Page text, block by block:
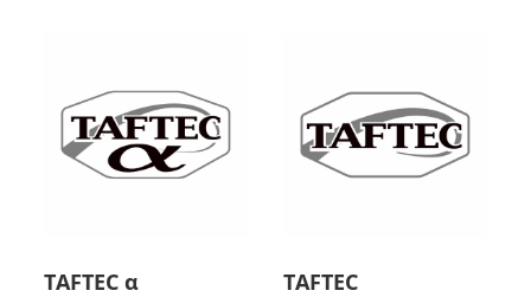
TAFTEC α TAFTEC